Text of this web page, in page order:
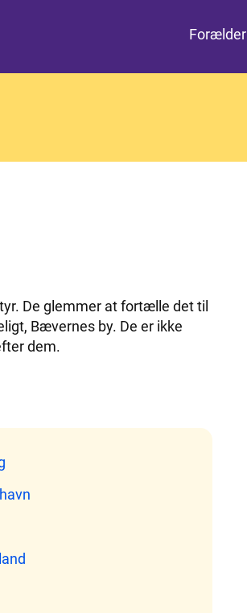
Forælder
De glemmer at fortælle det til
Bævernes by. De er ikke
dem.